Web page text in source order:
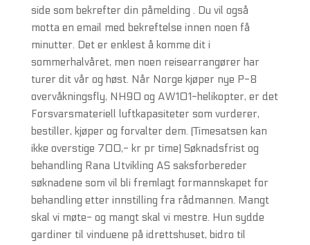
side som bekrefter din påmelding . Du vil også
motta en email med bekreftelse innen noen få
minutter. Det er enklest å komme dit i
sommerhalvåret, men noen reisearrangører har
turer dit vår og høst. Når Norge kjøper nye P-8
overvåkningsfly, NH90 og AW101-helikopter, er det
Forsvarsmateriell luftkapasiteter som vurderer,
bestiller, kjøper og forvalter dem. (Timesatsen kan
ikke overstige 700,- kr pr time) Søknadsfrist og
behandling Rana Utvikling AS saksforbereder
søknadene som vil bli fremlagt formannskapet for
behandling etter innstilling fra rådmannen. Mangt
skal vi møte- og mangt skal vi mestre. Hun sydde
gardiner til vinduene på idrettshuset, bidro til